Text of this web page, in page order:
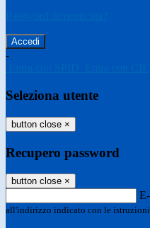
-
Seleziona utente
button close ×
Recupero password
button close ×
all'indirizzo indicato con le istruzioni